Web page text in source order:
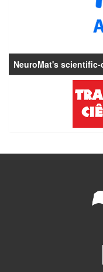
NeuroMat's